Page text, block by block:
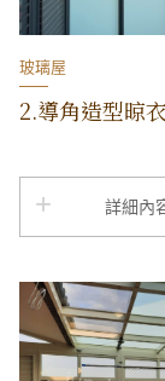
玻璃屋
2.導角造型晾
詳細內